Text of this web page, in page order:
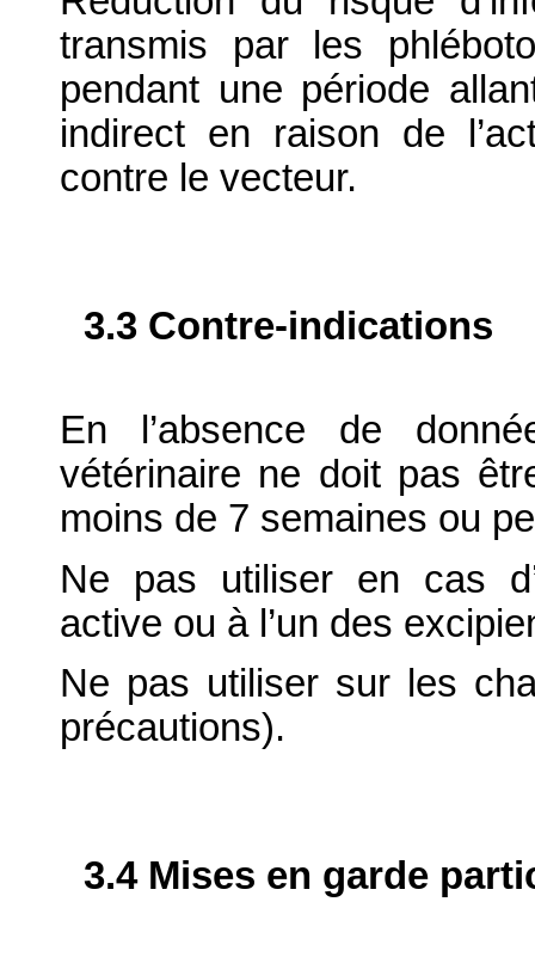
transmis par les
pendant une période
indirect en raison de
contre le vecteur.
3.3 Contre-indications
En l’absence de
vétérinaire ne doit pas
moins de 7 semaines ou
Ne pas utiliser en cas
active ou à l’un des
Ne pas utiliser sur les
précautions).
3.4 Mises en garde